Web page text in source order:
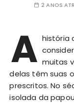
2 ANOS
A história
muitas
delas têm suas
prescritos. No
isolada da